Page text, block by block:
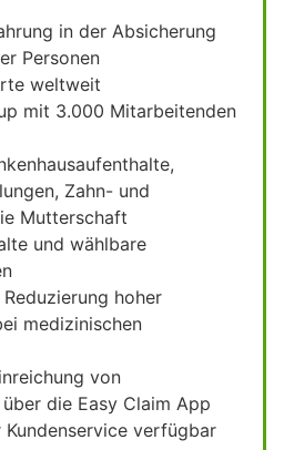
in der Absicherung
Personen
weltweit
mit 3.000 Mitarbeitenden
Zahn- und
Mutterschaft
und wählbare
hoher
medizinischen
von
die Easy Claim App
verfügbar